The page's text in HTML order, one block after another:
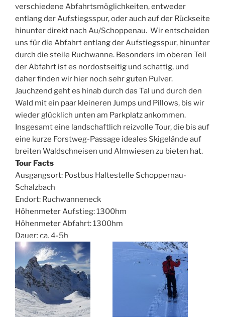
verschiedene Abfahrtsmöglichkeiten, entweder
entlang der Aufstiegsspur, oder auch auf der Rückseite
hinunter direkt nach Au/Schoppenau. Wir entscheiden
uns für die Abfahrt entlang der Aufstiegsspur, hinunter
durch die steile Ruchwanne. Besonders im oberen Teil
der Abfahrt ist es nordostseitig und schattig, und
daher finden wir hier noch sehr guten Pulver.
Jauchzend geht es hinab durch das Tal und durch den
Wald mit ein paar kleineren Jumps und Pillows, bis wir
wieder glücklich unten am Parkplatz ankommen.
Insgesamt eine landschaftlich reizvolle Tour, die bis auf
eine kurze Forstweg-Passage ideales Skigelände auf
breiten Waldschneisen und Almwiesen zu bieten hat.
Tour Facts
Ausgangsort: Postbus Haltestelle Schoppernau-
Schalzbach
Endort: Ruchwanneneck
Höhenmeter Aufstieg: 1300hm
Höhenmeter Abfahrt: 1300hm
Dauer: ca. 4-5h